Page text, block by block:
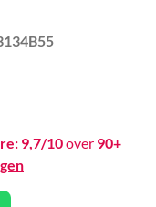
9,7/10over 90+